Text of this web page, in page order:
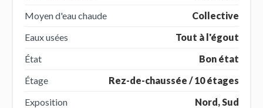
Moyen d'eau chaude
Collective
Eaux usées
Tout à l'égout
État
Bon état
Étage
Rez-de-chaussée / 10 étages
Exposition
Nord, Sud